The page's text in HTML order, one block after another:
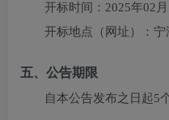
开标时间： 2025年02
开标地点（网址）： 宁
五、公告期限
自本公告发布之日起5